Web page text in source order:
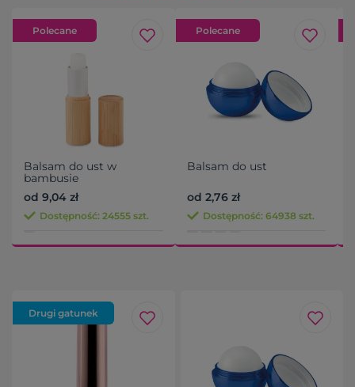
Polecane
Balsam do ust w
bambusie
od 9,04 zł
Dostępność: 24555 szt.
Polecane
Balsam do ust
od 2,76 zł
Dostępność: 64938 szt.
Drugi gatunek